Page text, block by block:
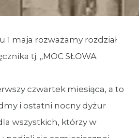
1 maja rozważamy rozdział
tj. „MOC SŁOWA
czwartek miesiąca, a to
i ostatni nocny dyżur
wszystkich, którzy w